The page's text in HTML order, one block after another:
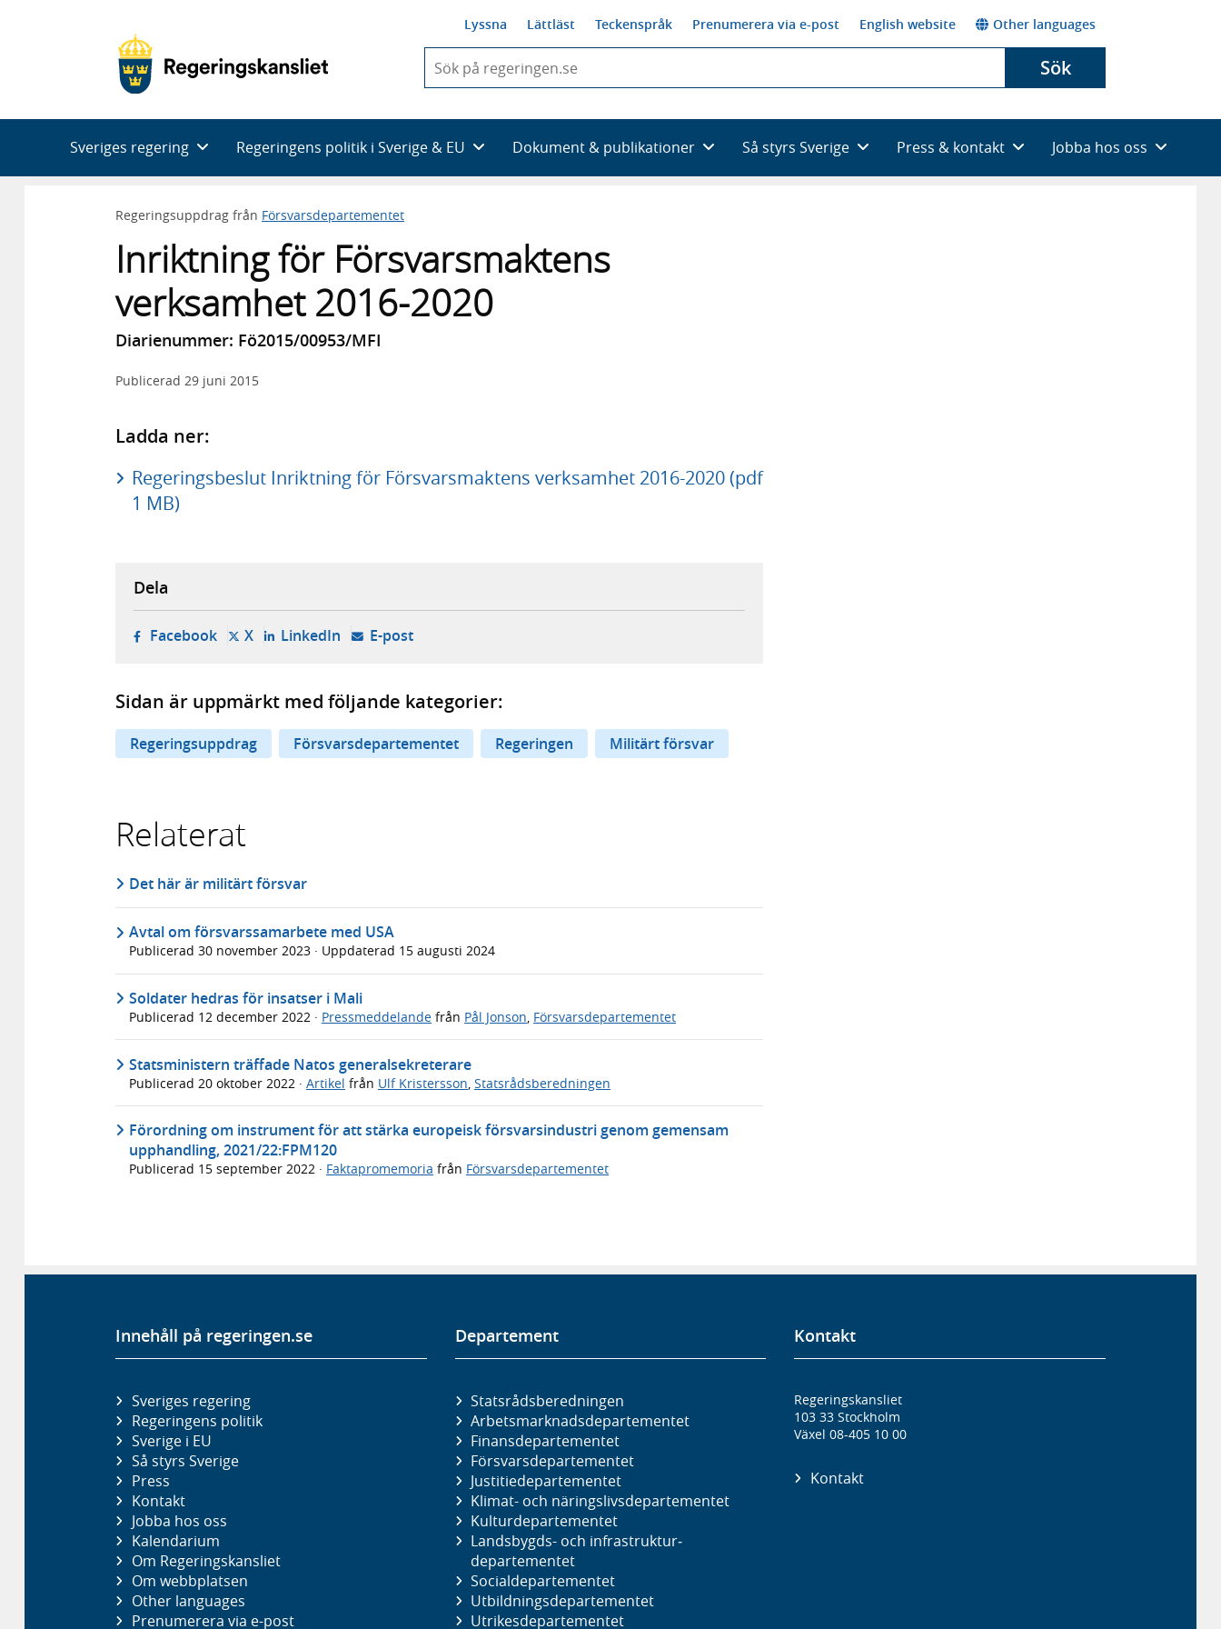
Lyssna Lättläst Teckenspråk Prenumerera via e-post English website Other languages
du
skriva
framträder
en
Sök
Sveriges regering Regeringens politik i Sverige & EU Dokument & publikationer Så styrs Sverige Press & kontakt Jobba hos oss
Regeringsuppdrag från Försvarsdepartementet
Inriktning för Försvarsmaktens
verksamhet 2016-2020
Diarienummer: Fö2015/00953/MFI
Publicerad 29 juni 2015
Ladda ner:
Regeringsbeslut Inriktning för Försvarsmaktens verksamhet 2016-2020 (pdf
1 MB)
Dela
Facebook- öppnas i ny flik, extern webbplats,
X- öppnas i ny flik, extern webbplats,
LinkedIn- öppnas i ny flik, extern webbplats,
E-post- öppnar din e-postklient,
Sidan är uppmärkt med följande kategorier:
Regeringsuppdrag Försvarsdepartementet Regeringen Militärt försvar
Relaterat
Det här är militärt försvar
Avtal om försvarssamarbete med USA
Publicerad 30 november 2023 · Uppdaterad 15 augusti 2024
Soldater hedras för insatser i Mali
Publicerad 12 december 2022 · Pressmeddelande från Pål Jonson, Försvarsdepartementet
Statsministern träffade Natos generalsekreterare
Publicerad 20 oktober 2022 · Artikel från Ulf Kristersson Statsrådsberedningen
Förordning om instrument för att stärka europeisk försvarsindustri genom gemensam
upphandling, 2021/22:FPM120
Publicerad 15 september 2022 · Faktapromemoria från Försvarsdepartementet
Innehåll på regeringen.se
Sveriges regering
Regeringens politik
Sverige i EU
Så styrs Sverige
Press
Kontakt
Jobba hos oss
Kalendarium
Om Regeringskansliet
Om webbplatsen
Other languages
Prenumerera via e-post
Departement
Statsrådsberedningen
Arbetsmarknads­departementet
Finans­departementet
Försvars­departementet
Justitie­departementet
Klimat- och näringslivs­departementet
Kultur­departementet
Landsbygds- och infrastruktur­
departementet
Social­departementet
Utbildnings­departementet
Utrikes­departementet
Kontakt
Regeringskansliet
103 33 Stockholm
Växel 08-405 10 00
Kontakt